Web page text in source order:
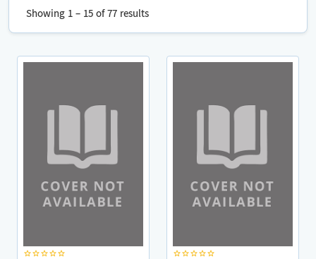
Showing 1 – 15 of 77 results
star_borderstar_borderstar_borderstar_borderstar_border star_borderstar_borderstar_borderstar_borderstar_border